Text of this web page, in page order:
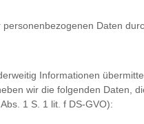
Daten
Informationen
wir die folgenden Daten,
1 S. 1 lit. f DS-GVO):